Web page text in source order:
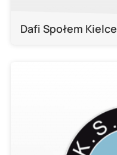
Dafi Społem Kielce